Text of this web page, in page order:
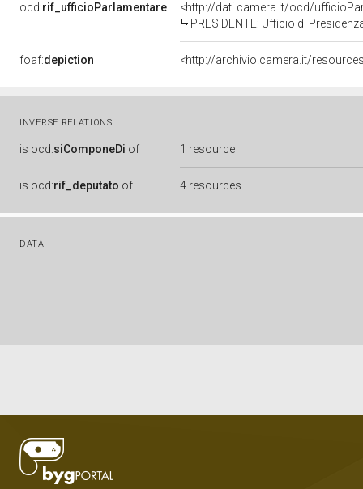
ocd:rif_ufficioParlamentare
<http://dati.camera.it/ocd/
PRESIDENTE: Ufficio di
foaf:depiction <http://archivio.camera.it/
INVERSE RELATIONS
is ocd:siComponeDi of 1 resource
is ocd:rif_deputato of 4 resources
DATA